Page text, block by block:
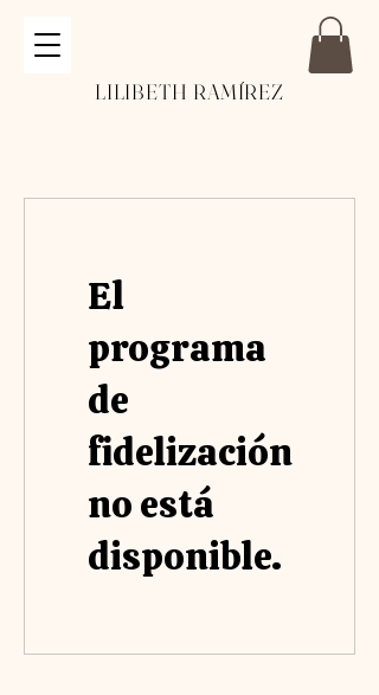
LILIBETH RAMÍREZ
El
programa
de
fidelización
no está
disponible.